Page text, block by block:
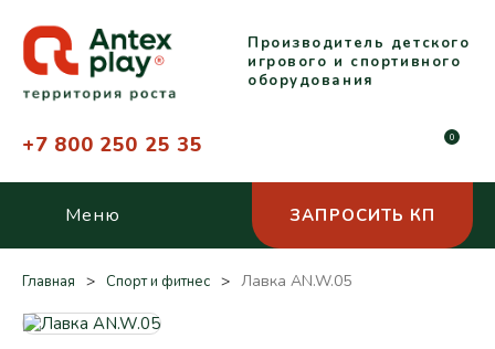
Производитель детского
игрового и спортивного
оборудования
+7 800 250 25 35 0
Меню ЗАПРОСИТЬ КП
Главная Спорт и фитнес Лавка AN.W.05